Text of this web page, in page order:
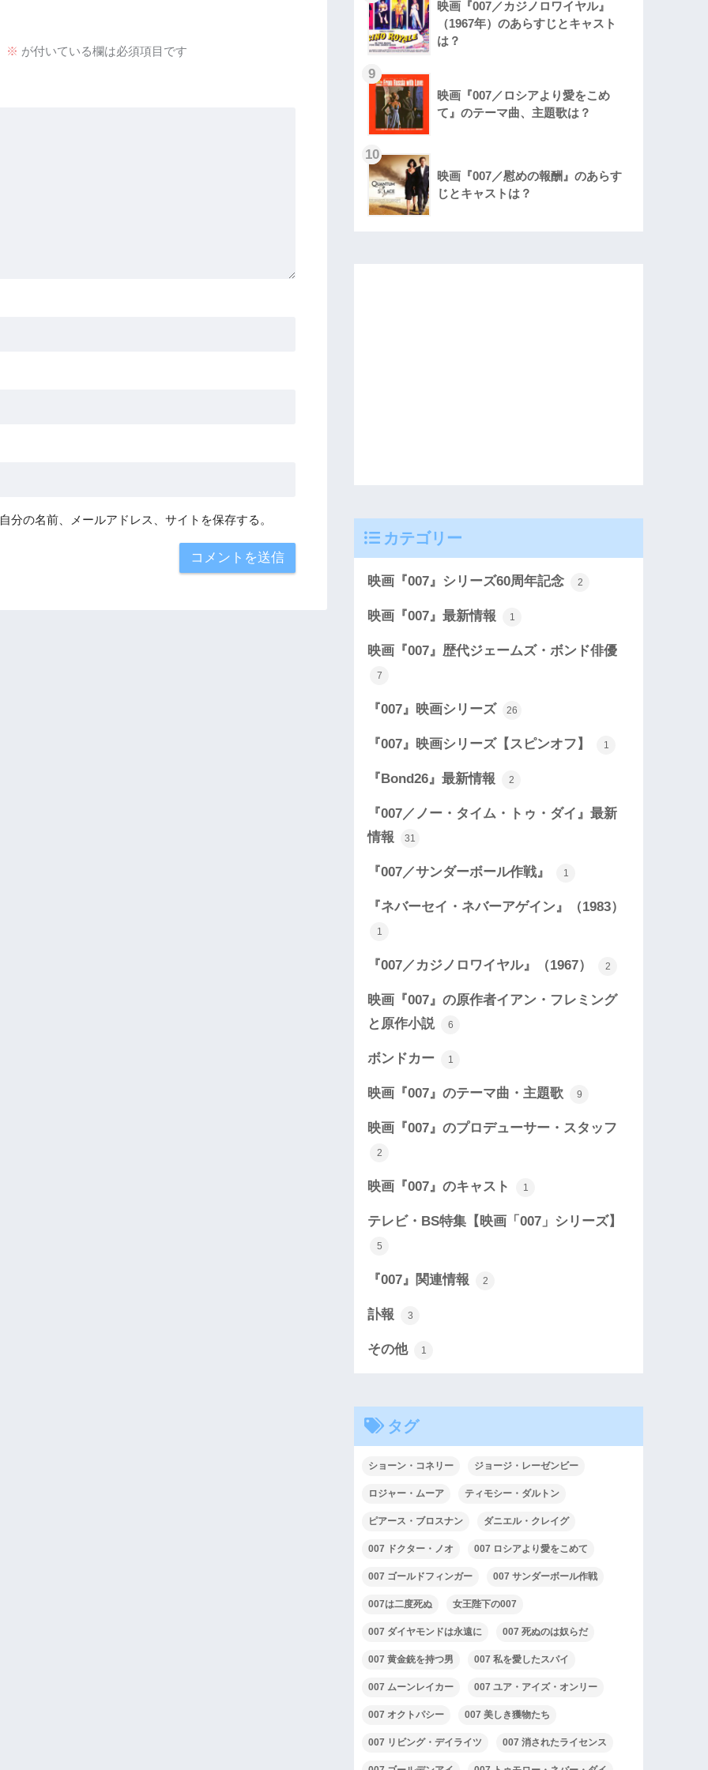
※ が付いている欄は必須項目です
の名前、メールアドレス、サイトを保存する。
映画『007／カジノロワイヤル』
（1967年）のあらすじとキャスト
は？
9
映画『007／ロシアより愛をこめ
て』のテーマ曲、主題歌は？
10
映画『007／慰めの報酬』のあらす
じとキャストは？
カテゴリー
映画『007』シリーズ60周年記念 2
映画『007』最新情報 1
映画『007』歴代ジェームズ・ボンド俳優
7
『007』映画シリーズ 26
『007』映画シリーズ【スピンオフ】 1
『Bond26』最新情報 2
『007／ノー・タイム・トゥ・ダイ』最新
情報
31
『007／サンダーボール作戦』 1
『ネバーセイ・ネバーアゲイン』（1983）
1
『007／カジノロワイヤル』（1967） 2
映画『007』の原作者イアン・フレミング
と原作小説
6
ボンドカー 1
映画『007』のテーマ曲・主題歌 9
映画『007』のプロデューサー・スタッフ
2
映画『007』のキャスト 1
テレビ・BS特集【映画「007」シリーズ】
5
『007』関連情報 2
訃報 3
その他 1
タグ
ショーン・コネリー ジョージ・レーゼンビー
ロジャー・ムーア ティモシー・ダルトン
ピアース・ブロスナン ダニエル・クレイグ
007 ドクター・ノオ 007 ロシアより愛をこめて
007 ゴールドフィンガー 007 サンダーボール作戦
007は二度死ぬ 女王陛下の007
007 ダイヤモンドは永遠に 007 死ぬのは奴らだ
007 黄金銃を持つ男 007 私を愛したスパイ
007 ムーンレイカー 007 ユア・アイズ・オンリー
007 オクトパシー 007 美しき獲物たち
007 リビング・デイライツ 007 消されたライセンス